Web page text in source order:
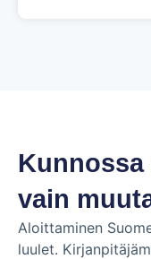
vain
Aloittaminen
luulet.